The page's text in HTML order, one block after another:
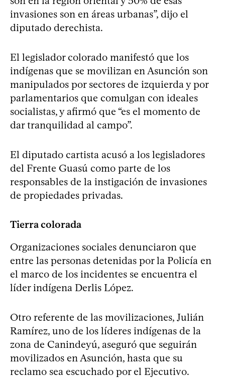
invasiones son en áreas urbanas”, dijo el
diputado derechista.
El legislador colorado manifestó que los
indígenas que se movilizan en Asunción son
manipulados por sectores de izquierda y por
parlamentarios que comulgan con ideales
socialistas, y afirmó que “es el momento de
dar tranquilidad al campo”.
El diputado cartista acusó a los legisladores
del Frente Guasú como parte de los
responsables de la instigación de invasiones
de propiedades privadas.
Tierra colorada
Organizaciones sociales denunciaron que
entre las personas detenidas por la Policía en
el marco de los incidentes se encuentra el
líder indígena Derlis López.
Otro referente de las movilizaciones, Julián
Ramírez, uno de los líderes indígenas de la
zona de Canindeyú, aseguró que seguirán
movilizados en Asunción, hasta que su
reclamo sea escuchado por el Ejecutivo.